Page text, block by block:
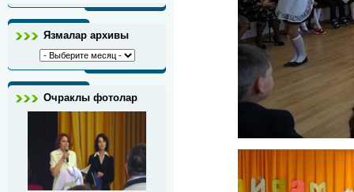
Язмалар архивы
Очраклы фотолар